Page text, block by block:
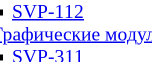
SVP-112
SVP-311